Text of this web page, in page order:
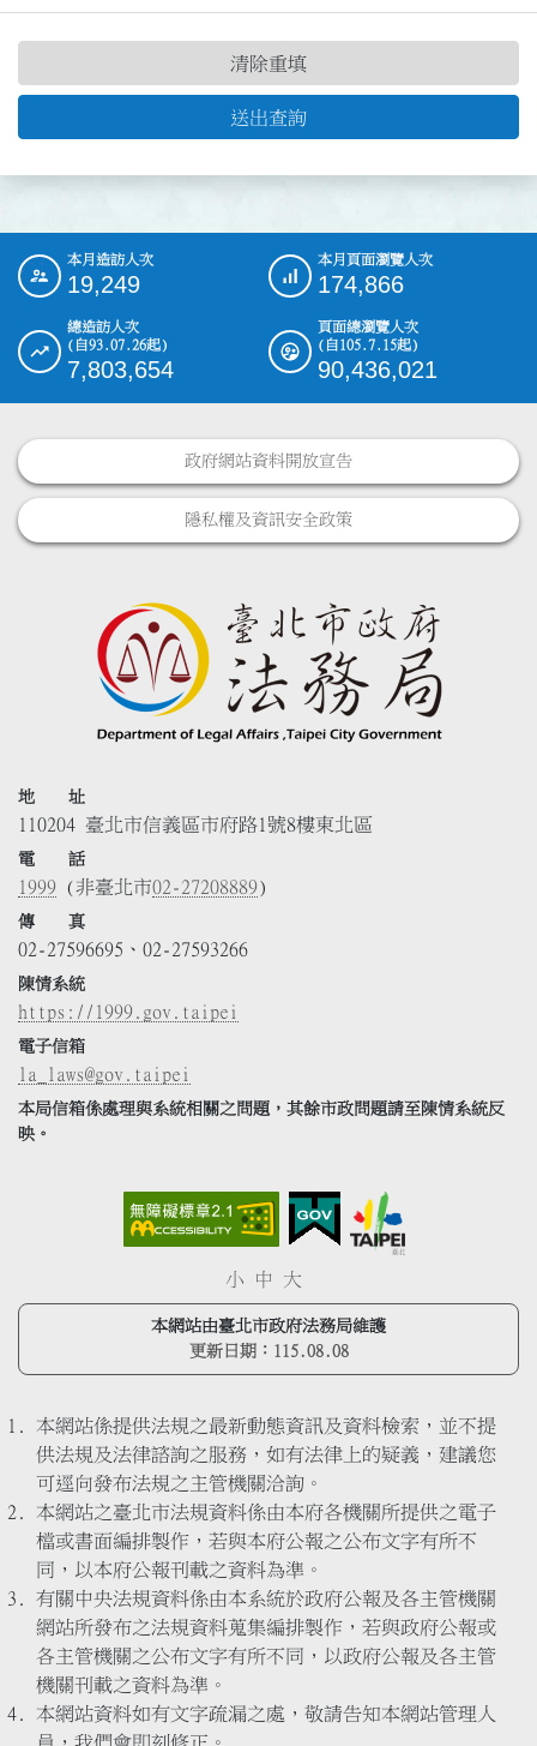
送出查詢
清除重填
::: 本月造訪人次
19,249
本月頁面瀏覽人次
174,866
總造訪人次
(自93.07.26起)
7,803,654
頁面總瀏覽人次
(自105.7.15起)
90,436,021
政府網站資料開放宣告
隱私權及資訊安全政策
地 址
110204 臺北市信義區市府路1號8樓東北區
電 話
1999 (非臺北市02-27208889)
傳 真
02-27596695、02-27593266
陳情系統
https://1999.gov.taipei
電子信箱
la_laws@gov.taipei
本局信箱係處理與系統相關之問題，其餘市政問題請至陳情系統反
映。
小 中 大
本網站由臺北市政府法務局維護
更新日期： 115.08.08
本網站係提供法規之最新動態資訊及資料檢索，並不提
供法規及法律諮詢之服務，如有法律上的疑義，建議您
可逕向發布法規之主管機關洽詢。
本網站之臺北市法規資料係由本府各機關所提供之電子
檔或書面編排製作，若與本府公報之公布文字有所不
同，以本府公報刊載之資料為準。
有關中央法規資料係由本系統於政府公報及各主管機關
網站所發布之法規資料蒐集編排製作，若與政府公報或
各主管機關之公布文字有所不同，以政府公報及各主管
機關刊載之資料為準。
本網站資料如有文字疏漏之處，敬請告知本網站管理人
員，我們會即刻修正。